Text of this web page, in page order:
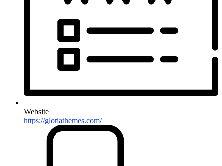
Website
https://gloriathemes.com/